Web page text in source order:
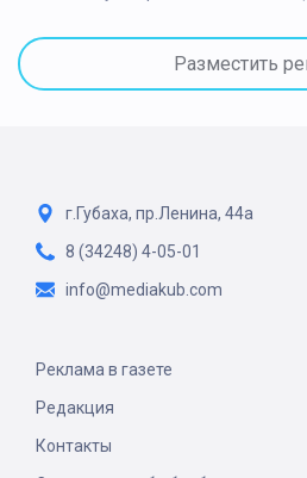
Разместить
г.Губаха, пр.Ленина, 44а
8 (34248) 4-05-01
info@mediakub.com
Реклама в газете
Редакция
Контакты